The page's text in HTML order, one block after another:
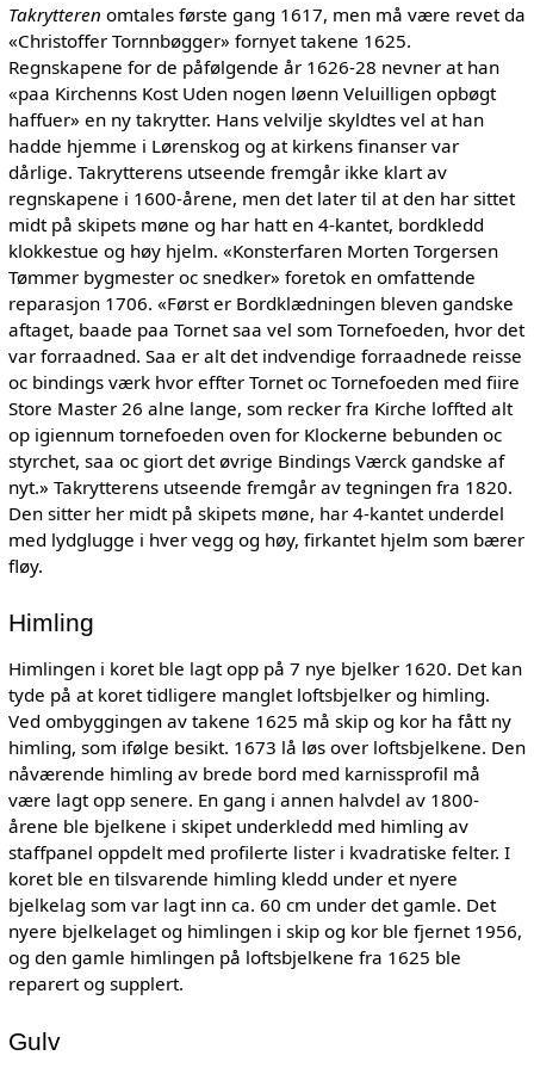
Takrytteren omtales første gang 1617, men må være revet da
«Christoffer Tornnbøgger» fornyet takene 1625.
Regnskapene for de påfølgende år 1626-28 nevner at han
«paa Kirchenns Kost Uden nogen løenn Veluilligen opbøgt
haffuer» en ny takrytter. Hans velvilje skyldtes vel at han
hadde hjemme i Lørenskog og at kirkens finanser var
dårlige. Takrytterens utseende fremgår ikke klart av
regnskapene i 1600-årene, men det later til at den har sittet
midt på skipets møne og har hatt en 4-kantet, bordkledd
klokkestue og høy hjelm. «Konsterfaren Morten Torgersen
Tømmer bygmester oc snedker» foretok en omfattende
reparasjon 1706. «Først er Bordklædningen bleven gandske
aftaget, baade paa Tornet saa vel som Tornefoeden, hvor det
var forraadned. Saa er alt det indvendige forraadnede reisse
oc bindings værk hvor effter Tornet oc Tornefoeden med fiire
Store Master 26 alne lange, som recker fra Kirche loffted alt
op igiennum tornefoeden oven for Klockerne bebunden oc
styrchet, saa oc giort det øvrige Bindings Værck gandske af
nyt.» Takrytterens utseende fremgår av tegningen fra 1820.
Den sitter her midt på skipets møne, har 4-kantet underdel
med lydglugge i hver vegg og høy, firkantet hjelm som bærer
fløy.
Himling
Himlingen i koret ble lagt opp på 7 nye bjelker 1620. Det kan
tyde på at koret tidligere manglet loftsbjelker og himling.
Ved ombyggingen av takene 1625 må skip og kor ha fått ny
himling, som ifølge besikt. 1673 lå løs over loftsbjelkene. Den
nåværende himling av brede bord med karnissprofil må
være lagt opp senere. En gang i annen halvdel av 1800-
årene ble bjelkene i skipet underkledd med himling av
staffpanel oppdelt med profilerte lister i kvadratiske felter. I
koret ble en tilsvarende himling kledd under et nyere
bjelkelag som var lagt inn ca. 60 cm under det gamle. Det
nyere bjelkelaget og himlingen i skip og kor ble fjernet 1956,
og den gamle himlingen på loftsbjelkene fra 1625 ble
reparert og supplert.
Gulv